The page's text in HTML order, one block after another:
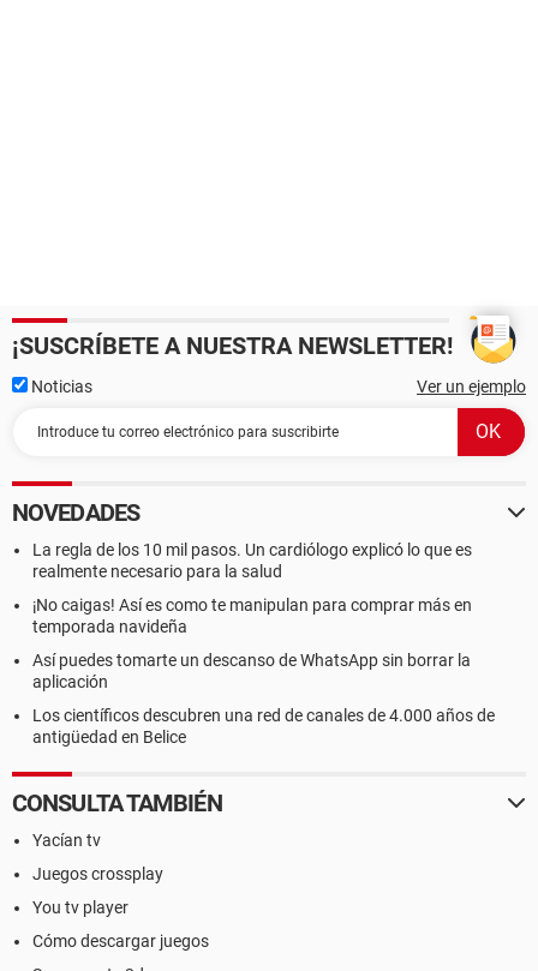
¡SUSCRÍBETE A NUESTRA NEWSLETTER!
Noticias Ver un ejemplo
NOVEDADES
La regla de los 10 mil pasos. Un cardiólogo explicó lo que es
realmente necesario para la salud
¡No caigas! Así es como te manipulan para comprar más en
temporada navideña
Así puedes tomarte un descanso de WhatsApp sin borrar la
aplicación
Los científicos descubren una red de canales de 4.000 años de
antigüedad en Belice
CONSULTA TAMBIÉN
Yacían tv
Juegos crossplay
You tv player
Cómo descargar juegos